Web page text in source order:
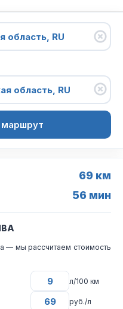
маршрут
69 км
56 мин
— мы рассчитаем стоимость
л/100 км
руб./л